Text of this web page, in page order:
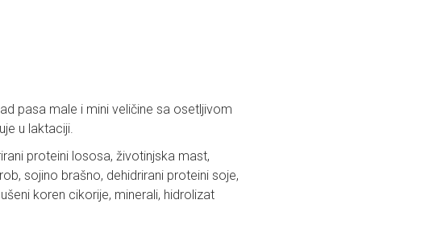
pasa male i mini veličine sa osetljivom
u laktaciji.
proteini lososa, životinjska mast,
sojino brašno, dehidrirani proteini soje,
koren cikorije, minerali, hidrolizat